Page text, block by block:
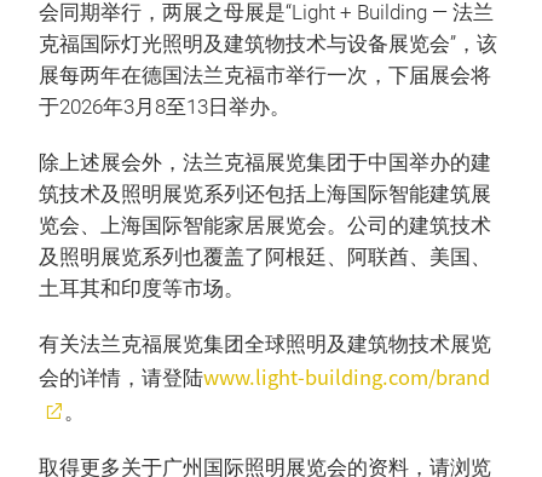
会同期举行，两展之母展是“Light + Building — 法兰
克福国际灯光照明及建筑物技术与设备展览会”，该
展每两年在德国法兰克福市举行一次，下届展会将
于2026年3月8至13日举办。
除上述展会外，法兰克福展览集团于中国举办的建
筑技术及照明展览系列还包括上海国际智能建筑展
览会、上海国际智能家居展览会。公司的建筑技术
及照明展览系列也覆盖了阿根廷、阿联酋、美国、
土耳其和印度等市场。
有关法兰克福展览集团全球照明及建筑物技术展览
会的详情，请登陆www.light-building.com/brand
。
取得更多关于广州国际照明展览会的资料，请浏览